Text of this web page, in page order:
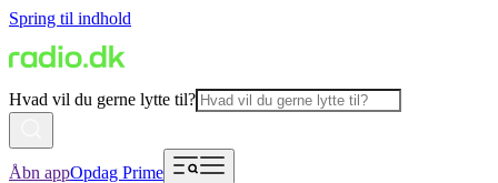
Spring til indhold
Hvad vil du gerne lytte til?
Åbn appOpdag Prime